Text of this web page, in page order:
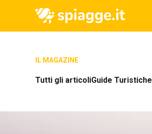
IL MAGAZINE
Tutti gli articoliGuide Turistiche